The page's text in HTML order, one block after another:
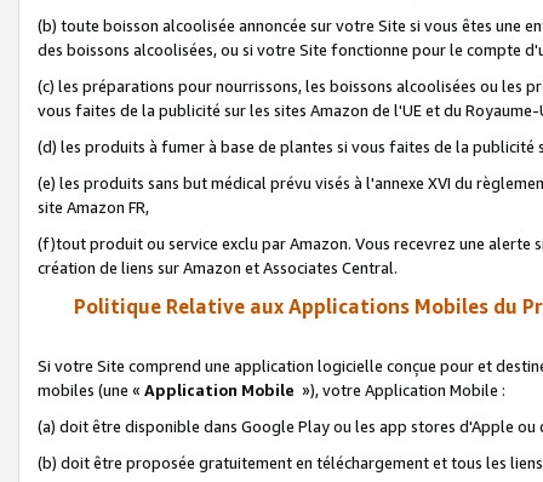
(b) toute boisson alcoolisée annoncée sur votre Site si vous êtes une
des boissons alcoolisées, ou si votre Site fonctionne pour le compte
(c) les préparations pour nourrissons, les boissons alcoolisées ou les
vous faites de la publicité sur les sites Amazon de l'UE et du Royaume-
(d) les produits à fumer à base de plantes si vous faites de la publicité
(e) les produits sans but médical prévu visés à l'annexe XVI du
site Amazon FR,
(f)tout produit ou service exclu par Amazon. Vous recevrez une alerte
création de liens sur Amazon et Associates Central.
Politique Relative aux Applications Mobiles du
Si votre Site comprend une application logicielle conçue pour et
mobiles (une « Application Mobile »), votre Application Mobile :
(a) doit être disponible dans Google Play ou les app stores d'Apple ou
(b) doit être proposée gratuitement en téléchargement et tous les